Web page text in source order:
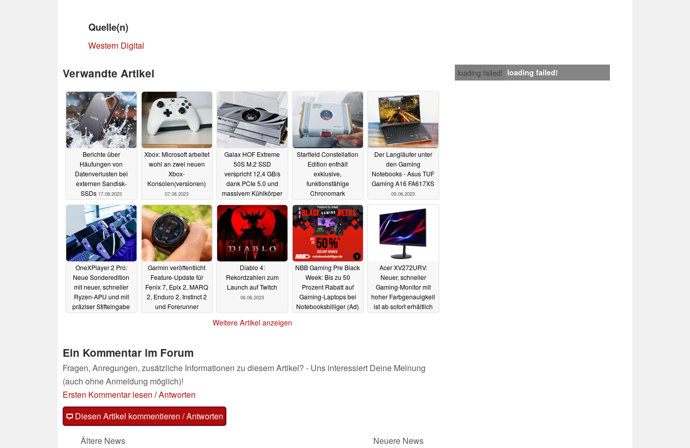
Quelle(n)
Western Digital
loading failed! loading failed!
Verwandte Artikel
Berichte über
Häufungen von
Datenverlusten bei
externen Sandisk-
SSDs 17.08.2023
Xbox: Microsoft arbeitet
wohl an zwei neuen
Xbox-
Konsolen(versionen)
07.08.2023
Galax HOF Extreme
50S M.2 SSD
verspricht 12,4 GB/s
dank PCIe 5.0 und
massivem Kühlkörper
22.06.2023
Starfield Constellation
Edition enthält
exklusive,
funktionsfähige
Chronomark
12.06.2023
Der Langläufer unter
den Gaming
Notebooks - Asus TUF
Gaming A16 FA617XS
09.06.2023
OneXPlayer 2 Pro:
Neue Sonderedition
mit neuer, schneller
Ryzen-APU und mit
präziser Stifteingabe
Garmin veröffentlicht
Feature-Update für
Fenix 7, Epix 2, MARQ
2, Enduro 2, Instinct 2
und Forerunner
Diablo 4:
Rekordzahlen zum
Launch auf Twitch
06.06.2023
NBB Gaming Pre Black
Week: Bis zu 50
Prozent Rabatt auf
Gaming-Laptops bei
Notebooksbilliger (Ad)
Acer XV272URV:
Neuer, schneller
Gaming-Monitor mit
hoher Farbgenauigkeit
ist ab sofort erhältlich
Weitere Artikel anzeigen
Ein Kommentar im Forum
Fragen, Anregungen, zusätzliche Informationen zu diesem Artikel? - Uns interessiert Deine Meinung
(auch ohne Anmeldung möglich)!
Ersten Kommentar lesen /Antworten
Diesen Artikel kommentieren / Antworten
Ältere News
Neuere News